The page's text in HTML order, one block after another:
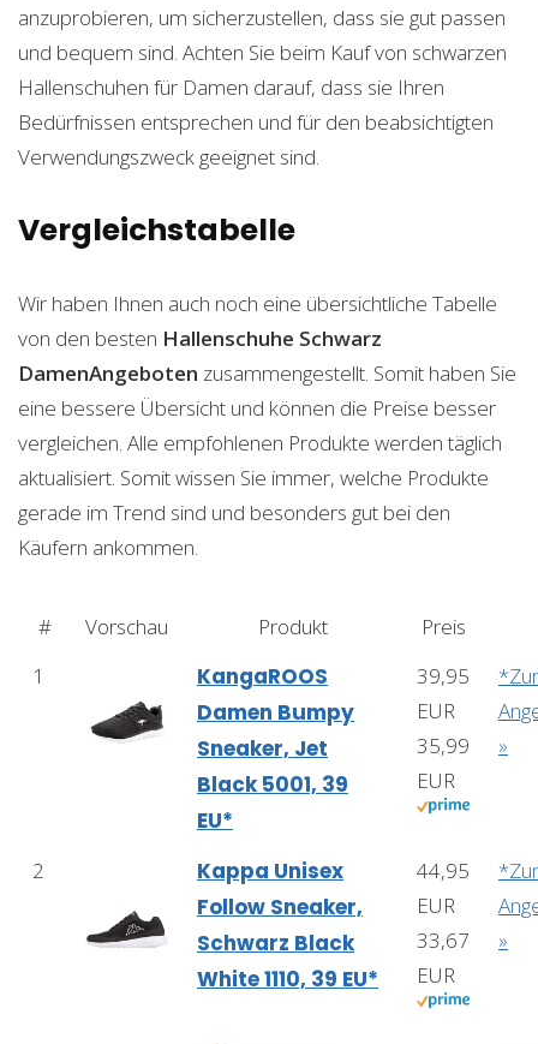
anzuprobieren, um sicherzustellen, dass sie gut passen
und bequem sind. Achten Sie beim Kauf von schwarzen
Hallenschuhen für Damen darauf, dass sie Ihren
Bedürfnissen entsprechen und für den beabsichtigten
Verwendungszweck geeignet sind.
Vergleichstabelle
Wir haben Ihnen auch noch eine übersichtliche Tabelle
von den besten Hallenschuhe Schwarz
DamenAngeboten zusammengestellt. Somit haben Sie
eine bessere Übersicht und können die Preise besser
vergleichen. Alle empfohlenen Produkte werden täglich
aktualisiert. Somit wissen Sie immer, welche Produkte
gerade im Trend sind und besonders gut bei den
Käufern ankommen.
# Vorschau Produkt
Preis
1
KangaROOS
Damen Bumpy
Sneaker, Jet
Black 5001, 39
EU*
39,95
EUR
35,99
EUR
»
2
Kappa Unisex
Follow Sneaker,
Schwarz Black
White 1110, 39 EU*
44,95
EUR
33,67
EUR
»